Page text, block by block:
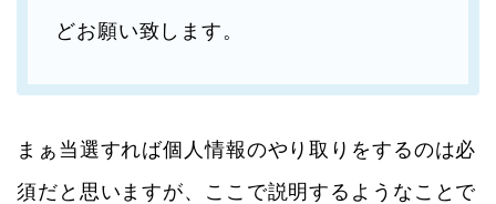
どお願い致します。
まぁ当選すれば個人情報のやり取りをするのは必
須だと思いますが、ここで説明するようなことで